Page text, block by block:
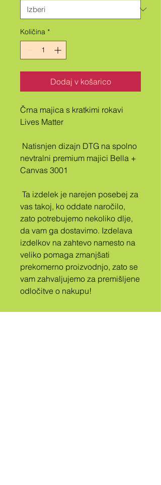
Količina *
Dodaj v košarico
Črna majica s kratkimi rokavi
Lives Matter
nevtralni premium majici Bella +
Canvas 3001
vas takoj, ko oddate naročilo,
zato potrebujemo nekoliko dlje,
da vam ga dostavimo. Izdelava
izdelkov na zahtevo namesto na
veliko pomaga zmanjšati
prekomerno proizvodnjo, zato se
vam zahvaljujemo za premišljene
odločitve o nakupu!